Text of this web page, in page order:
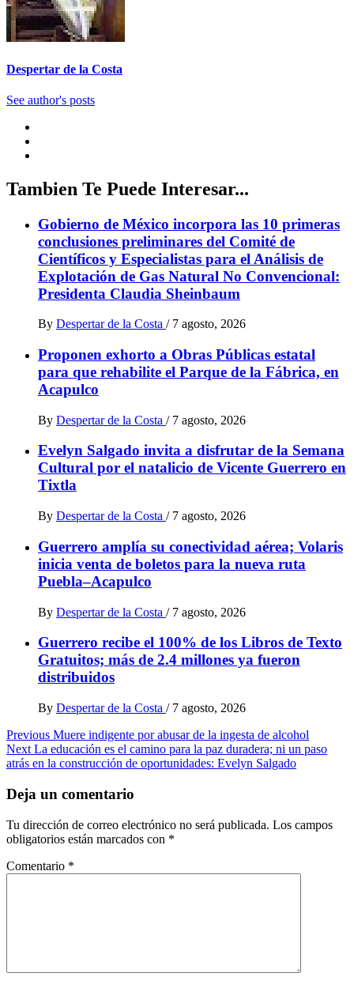
Despertar de la Costa
See author's posts
Tambien Te Puede Interesar...
Gobierno de México incorpora las 10 primeras
conclusiones preliminares del Comité de
Científicos y Especialistas para el Análisis de
Explotación de Gas Natural No Convencional:
Presidenta Claudia Sheinbaum
By Despertar de la Costa / 7 agosto, 2026
Proponen exhorto a Obras Públicas estatal
para que rehabilite el Parque de la Fábrica, en
Acapulco
By Despertar de la Costa / 7 agosto, 2026
Evelyn Salgado invita a disfrutar de la Semana
Cultural por el natalicio de Vicente Guerrero en
Tixtla
By Despertar de la Costa / 7 agosto, 2026
Guerrero amplía su conectividad aérea; Volaris
inicia venta de boletos para la nueva ruta
Puebla–Acapulco
By Despertar de la Costa / 7 agosto, 2026
Guerrero recibe el 100% de los Libros de Texto
Gratuitos; más de 2.4 millones ya fueron
distribuidos
By Despertar de la Costa / 7 agosto, 2026
Post
navigation
Previous Muere indigente por abusar de la ingesta de alcohol
Next La educación es el camino para la paz duradera; ni un paso
atrás en la construcción de oportunidades: Evelyn Salgado
Deja un comentario
Tu dirección de correo electrónico no será publicada. Los campos
obligatorios están marcados con *
Comentario *